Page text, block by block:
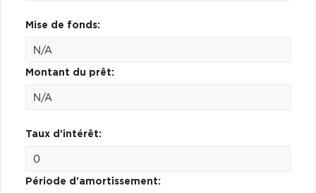
Mise de fonds:
Montant du prêt:
Taux d'intérêt:
Période d'amortissement: